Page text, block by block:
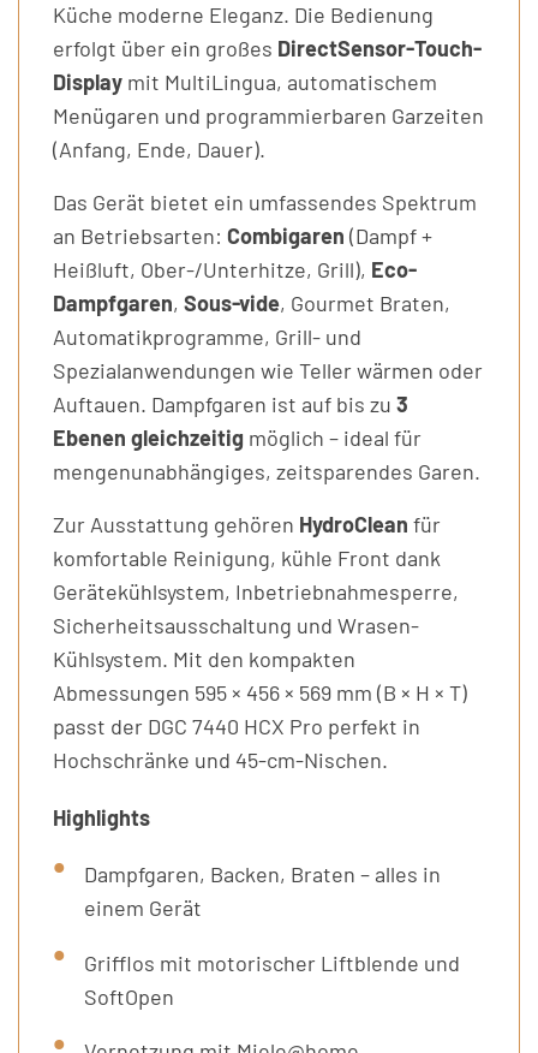
Küche moderne Eleganz. Die Bedienung
erfolgt über ein großes DirectSensor-Touch-
Display mit MultiLingua, automatischem
Menügaren und programmierbaren Garzeiten
(Anfang, Ende, Dauer).
Das Gerät bietet ein umfassendes Spektrum
an Betriebsarten: Combigaren (Dampf +
Heißluft, Ober-/Unterhitze, Grill), Eco-
Dampfgaren, Sous-vide, Gourmet Braten,
Automatikprogramme, Grill- und
Spezialanwendungen wie Teller wärmen oder
Auftauen. Dampfgaren ist auf bis zu 3
Ebenen gleichzeitig möglich – ideal für
mengenunabhängiges, zeitsparendes Garen.
Zur Ausstattung gehören HydroClean für
komfortable Reinigung, kühle Front dank
Gerätekühlsystem, Inbetriebnahmesperre,
Sicherheitsausschaltung und Wrasen-
Kühlsystem. Mit den kompakten
Abmessungen 595 × 456 × 569 mm (B × H × T)
passt der DGC 7440 HCX Pro perfekt in
Hochschränke und 45-cm-Nischen.
Highlights
Dampfgaren, Backen, Braten – alles in
einem Gerät
Grifflos mit motorischer Liftblende und
SoftOpen